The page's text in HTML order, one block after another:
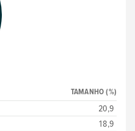
TAMANHO (%)
20,9
18,9